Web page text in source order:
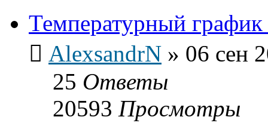
Температурный
AlexsandrN » 06 сен
25 Ответы
20593 Просмотры